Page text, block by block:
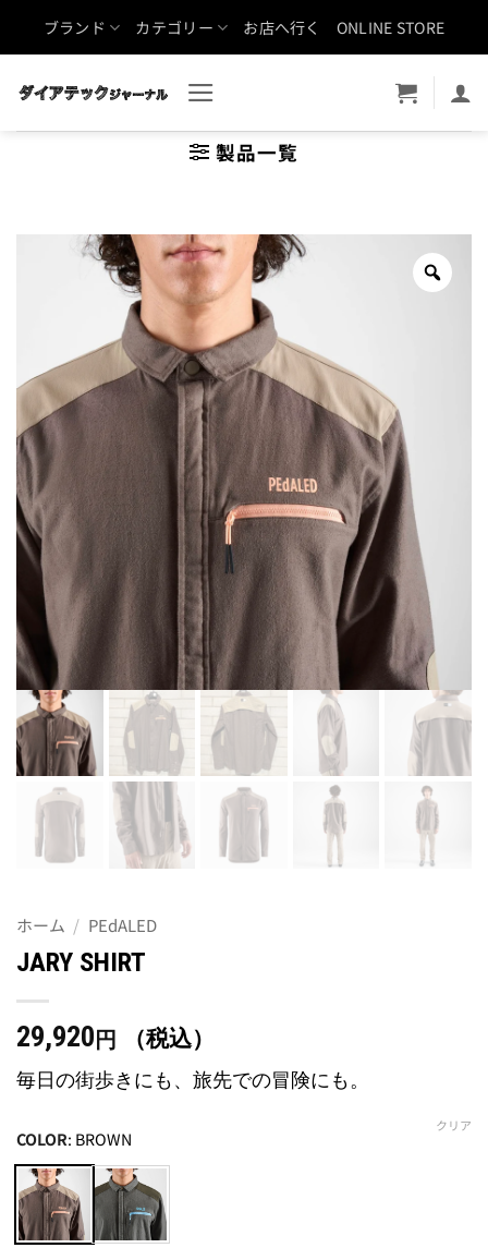
ブランド カテゴリー お店へ行く ONLINE STORE
製品一覧
ホーム / PEdALED
JARY SHIRT
29,920 円 （税込）
毎日の街歩きにも、旅先での冒険にも。
COLOR: BROWN
クリア